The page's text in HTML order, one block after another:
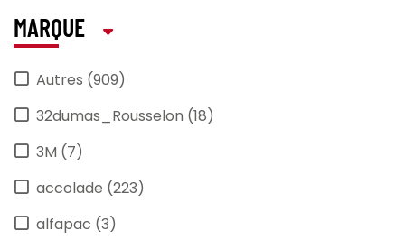
MARQUE
Autres (909)
32dumas_Rousselon (18)
3M (7)
accolade (223)
alfapac (3)